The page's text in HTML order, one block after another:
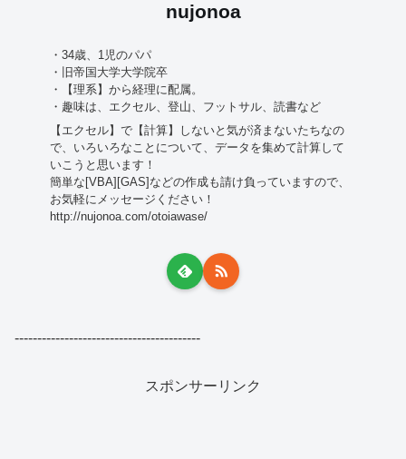
nujonoa
・34歳、1児のパパ
・旧帝国大学大学院卒
・【理系】から経理に配属。
・趣味は、エクセル、登山、フットサル、読書など
【エクセル】で【計算】しないと気が済まないたちなの
で、いろいろなことについて、データを集めて計算して
いこうと思います！
簡単な[VBA][GAS]などの作成も請け負っていますので、
お気軽にメッセージください！
http://nujonoa.com/otoiawase/
-----------------------------------------
スポンサーリンク